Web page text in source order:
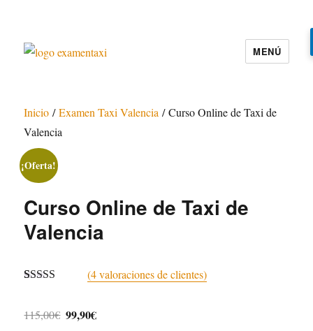
MENÚ
Inicio /Examen Taxi Valencia / Curso Online de Taxi de
Valencia
¡Oferta!
Curso Online de Taxi de
Valencia
base a
valoraciones
(4valoraciones de clientes)
115,00€ El
99,90€